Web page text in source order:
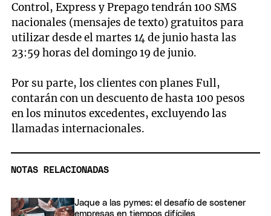
Control, Express y Prepago tendrán 100 SMS
nacionales (mensajes de texto) gratuitos para
utilizar desde el martes 14 de junio hasta las
23:59 horas del domingo 19 de junio.
Por su parte, los clientes con planes Full,
contarán con un descuento de hasta 100 pesos
en los minutos excedentes, excluyendo las
llamadas internacionales.
NOTAS RELACIONADAS
Jaque a las pymes: el desafío de sostener
empresas en tiempos difíciles